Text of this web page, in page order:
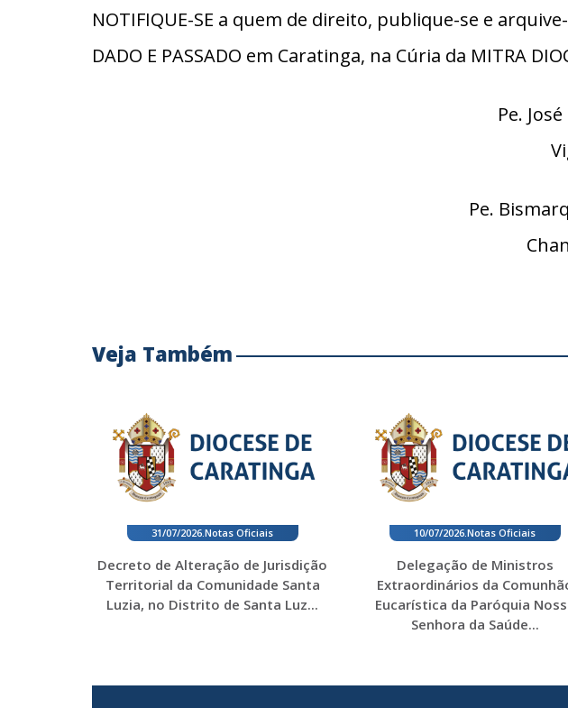
NOTIFIQUE-SE a quem de direito, publique-se e
DADO E PASSADO em Caratinga, na Cúria da MITRA
Pe.
Pe.
Veja Também
31/07/2026.Notas Oficiais
Decreto de Alteração de Jurisdição
Territorial da Comunidade Santa
Luzia, no Distrito de Santa Luz...
10/07/2026.Notas Oficiais
Delegação de Ministros
Extraordinários da
Eucarística da Paróquia
Senhora da Saúde...